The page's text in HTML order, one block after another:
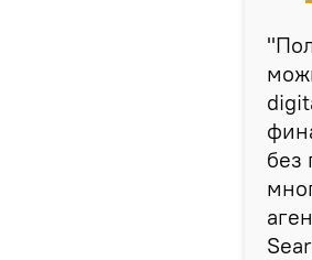
без